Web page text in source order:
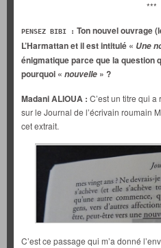
***
PENSEZ BIBI : Ton nouvel ouvrage
L’Harmattan et il est intitulé « Une
énigmatique parce que la question
pourquoi « nouvelle » ?
Madani ALIOUA : C’est un titre qui
sur le Journal de l’écrivain roumain
cet extrait.
C’est ce passage qui m’a donné